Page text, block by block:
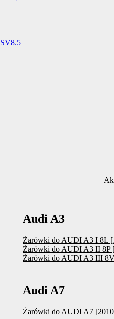
Audi A3
Żarówki do AUDI A3 I 8L
Żarówki do AUDI A3 II 8P
Żarówki do AUDI A3 III
Audi A7
Żarówki do AUDI A7